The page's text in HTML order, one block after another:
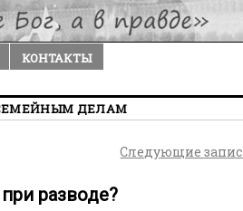
КОНТАКТЫ
ДЕЛАМ
Следующие
разводе?